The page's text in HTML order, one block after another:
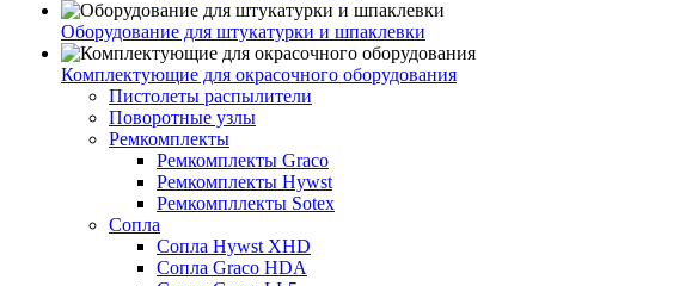
Оборудование для штукатурки и шпаклевки
Комплектующие для окрасочного оборудования
Пистолеты распылители
Поворотные узлы
Ремкомплекты
Ремкомплекты Graco
Ремкомплекты Hywst
Ремкомпллекты Sotex
Сопла
Сопла Hywst XHD
Сопла Graco HDA